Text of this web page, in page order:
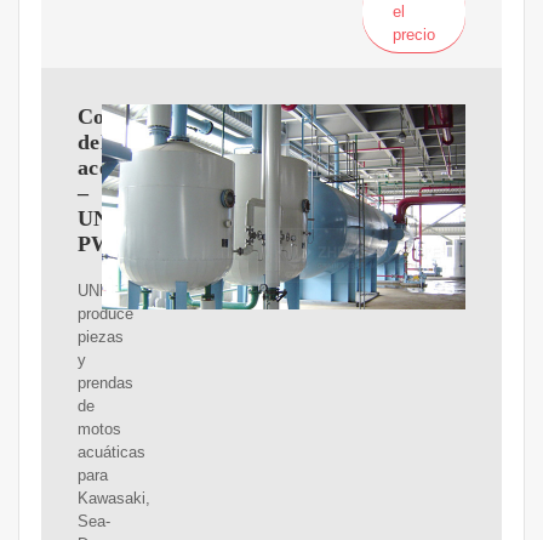
el
precio
Componentes
del
aceite
–
UNLIMITED
PWC
UNLIMITED
produce
piezas
y
prendas
de
motos
acuáticas
para
Kawasaki,
Sea-